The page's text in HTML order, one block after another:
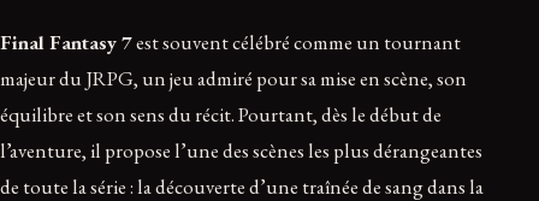
Final Fantasy 7est souvent célébré comme un tournant
majeur du JRPG, un jeu admiré pour sa mise en scène, son
équilibre et son sens du récit. Pourtant, dès le début de
l’aventure, il propose l’une des scènes les plus dérangeantes
de toute la série : la découverte d’une traînée de sang dans la